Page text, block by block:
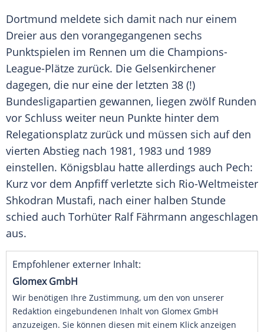
Dortmund meldete sich damit nach nur einem
Dreier aus den vorangegangenen sechs
Punktspielen im Rennen um die Champions-
League-Plätze zurück. Die Gelsenkirchener
dagegen, die nur eine der letzten 38 (!)
Bundesligapartien gewannen, liegen zwölf Runden
vor Schluss weiter neun Punkte hinter dem
Relegationsplatz zurück und müssen sich auf den
vierten Abstieg nach 1981, 1983 und 1989
einstellen. Königsblau hatte allerdings auch Pech:
Kurz vor dem Anpfiff verletzte sich Rio-Weltmeister
Shkodran Mustafi, nach einer halben Stunde
schied auch Torhüter Ralf Fährmann angeschlagen
aus.
Empfohlener externer Inhalt:
Glomex GmbH
Wir benötigen Ihre Zustimmung, um den von unserer
Redaktion eingebundenen Inhalt von Glomex GmbH
anzuzeigen. Sie können diesen mit einem Klick anzeigen